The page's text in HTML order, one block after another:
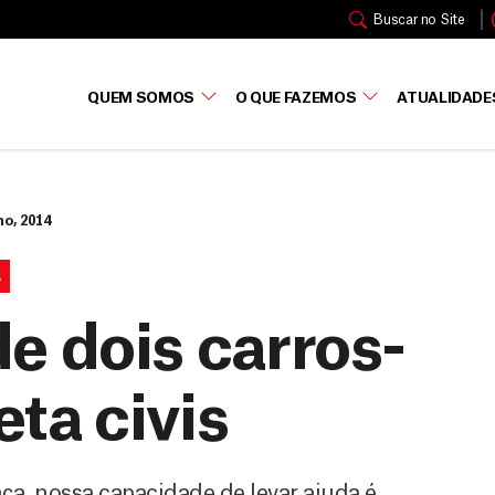
Buscar no Site
QUEM SOMOS O QUE FAZEMOS
2014
dois carros-
civis